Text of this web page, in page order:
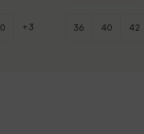
+3 36 40 42